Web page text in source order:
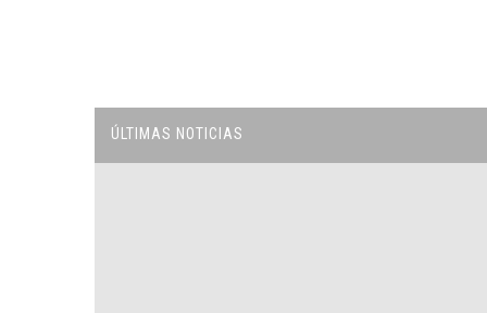
ÚLTIMAS NOTICIAS